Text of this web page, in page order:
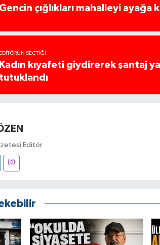
Gencin çığlıkları mahalleyi ayağa
EDITÖRÜN SEÇTIĞI
Kadın kıyafeti giydirerek şantaj
tutuklandı
Editör